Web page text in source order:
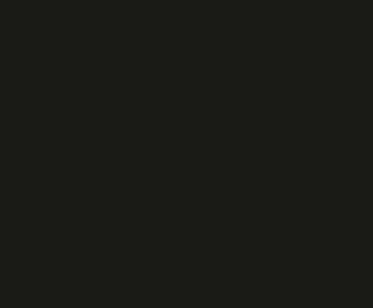
'Sabemos um pouco do plano do
está acontecendo'
Chris Ramos se apresenta ao Real
gratificante’